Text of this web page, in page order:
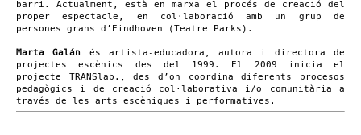
barri. Actualment, està en marxa el procés de creació del
proper espectacle, en col·laboració amb un grup de
persones grans d’Eindhoven (Teatre Parks).
Marta Galán és artista-educadora, autora i directora de
projectes escènics des del 1999. El 2009 inicia el
projecte TRANSlab., des d’on coordina diferents procesos
pedagògics i de creació col·laborativa i/o comunitària a
través de les arts escèniques i performatives.